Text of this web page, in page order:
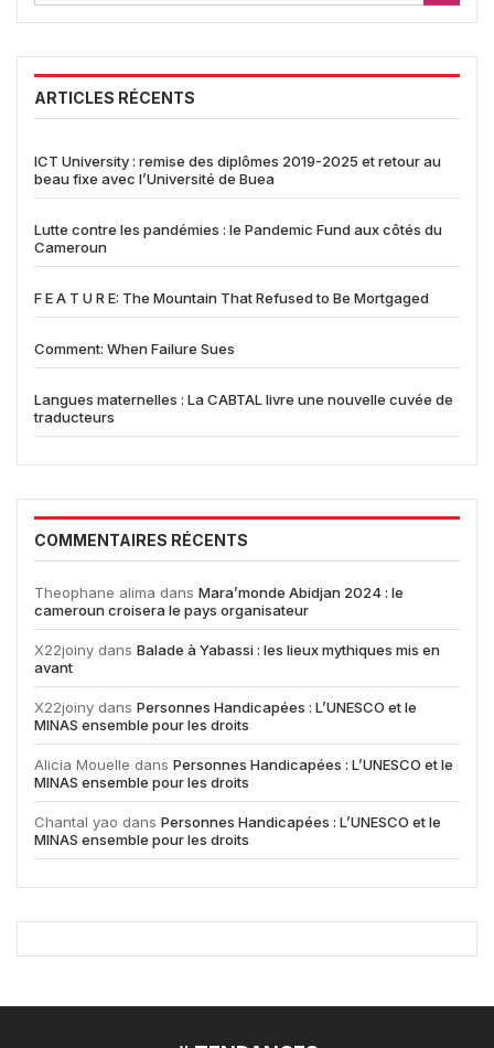
ARTICLES RÉCENTS
ICT University : remise des diplômes 2019-2025 et retour au
beau fixe avec l’Université de Buea
Lutte contre les pandémies : le Pandemic Fund aux côtés du
Cameroun
F E A T U R E: The Mountain That Refused to Be Mortgaged
Comment: When Failure Sues
Langues maternelles : La CABTAL livre une nouvelle cuvée de
traducteurs
COMMENTAIRES RÉCENTS
Theophane alima dans Mara’monde Abidjan 2024 : le
cameroun croisera le pays organisateur
X22joiny dans Balade à Yabassi : les lieux mythiques mis en
avant
X22joiny dans Personnes Handicapées : L’UNESCO et le
MINAS ensemble pour les droits
Alicia Mouelle dans Personnes Handicapées : L’UNESCO et le
MINAS ensemble pour les droits
Chantal yao dans Personnes Handicapées : L’UNESCO et le
MINAS ensemble pour les droits